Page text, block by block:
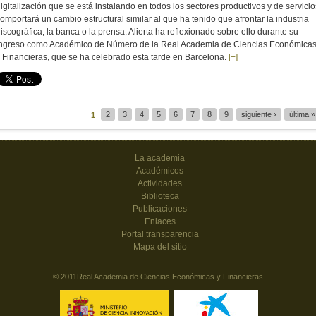
que se está instalando en todos los sectores productivos y de
un cambio estructural similar al que ha tenido que afrontar la industria
la banca o la prensa. Alierta ha reflexionado sobre ello durante su
como Académico de Número de la Real Academia de Ciencias Económicas
Financieras, que se ha celebrado esta tarde en Barcelona. [+]
1 2 3 4 5 6 7 8 9 siguiente › última »
La academia
Académicos
Actividades
Biblioteca
Publicaciones
Enlaces
Portal transparencia
Mapa del sitio
© 2011Real Academia de Ciencias Económicas y Financieras